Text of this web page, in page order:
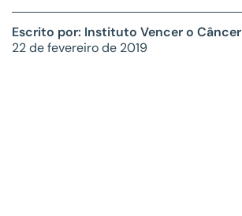
Escrito por: Instituto Vencer o Câncer
22 de fevereiro de 2019